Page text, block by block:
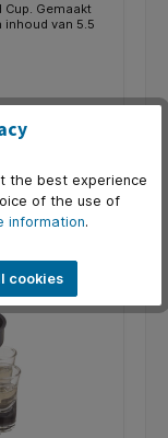
Cup. Gemaakt
van 5.5
the best experience
of the use of
information.
cookies